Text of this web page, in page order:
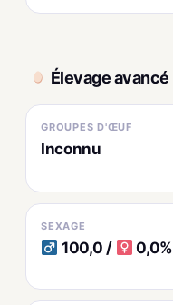
Élevage avancé
GROUPES D'ŒUF
Inconnu
SEXAGE
100,0 / 0,0%